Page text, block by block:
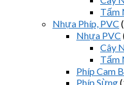
Tấm
Nhựa Phíp, PVC
Nhựa PVC
Cây
Tấm
Phíp Cam
Phíp Sừng